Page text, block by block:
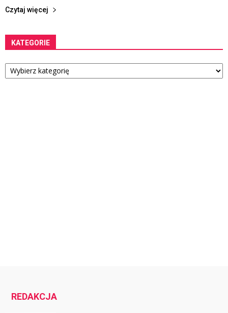
Czytaj więcej
KATEGORIE
Kategorie
REDAKCJA